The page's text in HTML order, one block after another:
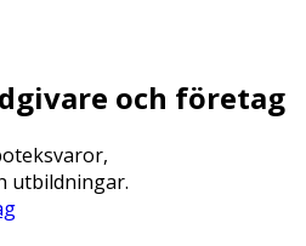
och företag
utbildningar.